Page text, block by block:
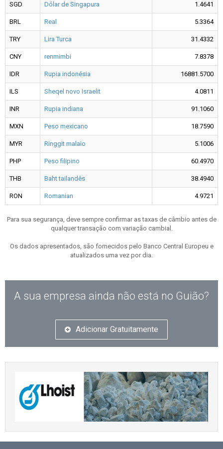
SGD Dólar de Singapura 1.4641
BRL Real 5.3364
TRY Lira Turca 31.4332
CNY renmimbi 7.8378
IDR Rupia indonésia 16881.5700
ILS Sheqel novo israelit 4.0811
INR Rupia indiana 91.1060
MXN Peso mexicano 18.7590
MYR Ringgit malaio 5.1006
PHP Peso filipino 60.4970
THB Baht tailandês 38.4940
RON Romanian 4.9721
Para sua segurança, deve sempre confirmar as taxas de câmbio antes de
qualquer transação com variação cambial.
Os dados apresentados, são fornecidos pelo Banco Central Europeu e
atualizados uma vez por dia.
A sua empresa ainda não está no Guião?
Adicionar Gratuitamente